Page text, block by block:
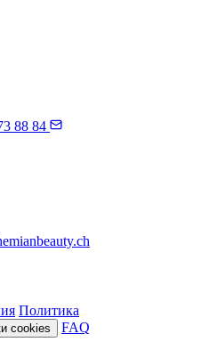
88 84
Политика
cookies FAQ